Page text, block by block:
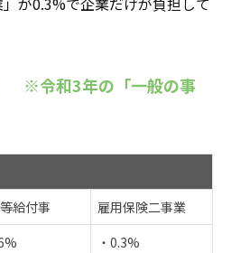
※令和3年の「一般の事
給付事
雇用保険二事業
・0.3%